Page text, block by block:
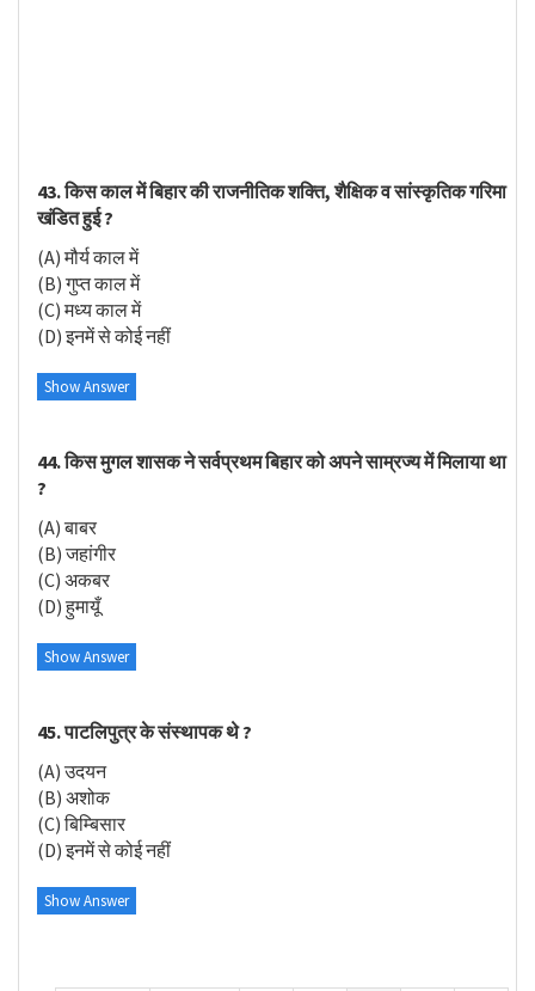
43. किस काल में बिहार की राजनीतिक शक्ति, शैक्षिक व सांस्कृतिक गरिमा
खंडित हुई ?
(A) मौर्य काल में
(B) गुप्त काल में
(C) मध्य काल में
(D) इनमें से कोई नहीं
Show Answer
44. किस मुगल शासक ने सर्वप्रथम बिहार को अपने साम्रज्य में मिलाया था
?
(A) बाबर
(B) जहांगीर
(C) अकबर
(D) हुमायूँ
Show Answer
45. पाटलिपुत्र के संस्थापक थे ?
(A) उदयन
(B) अशोक
(C) बिम्बिसार
(D) इनमें से कोई नहीं
Show Answer